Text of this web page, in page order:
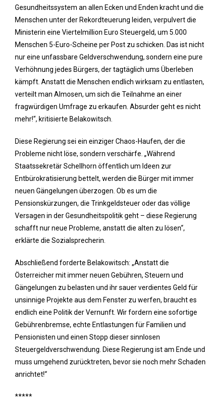
Gesundheitssystem an allen Ecken und Enden kracht und die
Menschen unter der Rekordteuerung leiden, verpulvert die
Ministerin eine Viertelmillion Euro Steuergeld, um 5.000
Menschen 5-Euro-Scheine per Post zu schicken. Das ist nicht
nur eine unfassbare Geldverschwendung, sondern eine pure
Verhöhnung jedes Bürgers, der tagtäglich ums Überleben
kämpft. Anstatt die Menschen endlich wirksam zu entlasten,
verteilt man Almosen, um sich die Teilnahme an einer
fragwürdigen Umfrage zu erkaufen. Absurder geht es nicht
mehr!“, kritisierte Belakowitsch.
Diese Regierung sei ein einziger Chaos-Haufen, der die
Probleme nicht löse, sondern verschärfe. „Während
Staatssekretär Schellhorn öffentlich um Ideen zur
Entbürokratisierung bettelt, werden die Bürger mit immer
neuen Gängelungen überzogen. Ob es um die
Pensionskürzungen, die Trinkgeldsteuer oder das völlige
Versagen in der Gesundheitspolitik geht – diese Regierung
schafft nur neue Probleme, anstatt die alten zu lösen“,
erklärte die Sozialsprecherin.
Abschließend forderte Belakowitsch: „Anstatt die
Österreicher mit immer neuen Gebühren, Steuern und
Gängelungen zu belasten und ihr sauer verdientes Geld für
unsinnige Projekte aus dem Fenster zu werfen, braucht es
endlich eine Politik der Vernunft. Wir fordern eine sofortige
Gebührenbremse, echte Entlastungen für Familien und
Pensionisten und einen Stopp dieser sinnlosen
Steuergeldverschwendung. Diese Regierung ist am Ende und
muss umgehend zurücktreten, bevor sie noch mehr Schaden
anrichtet!“
*****